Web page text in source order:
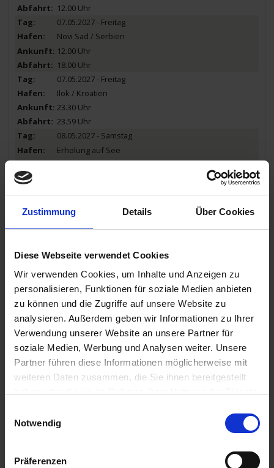
Zustimmung Details Über Cookies
Diese Webseite verwendet Cookies
Wir verwenden Cookies, um Inhalte und Anzeigen zu
personalisieren, Funktionen für soziale Medien anbieten
zu können und die Zugriffe auf unsere Website zu
analysieren. Außerdem geben wir Informationen zu Ihrer
Verwendung unserer Website an unsere Partner für
soziale Medien, Werbung und Analysen weiter. Unsere
Partner führen diese Informationen möglicherweise mit
weiteren Daten zusammen, die Sie ihnen bereitgestellt
Notwendig
Präferenzen
12.00 Uhr
07.05.2027 - Freitag
Novi Sad / Serbien
12.00 Uhr
18.00 Uhr
07.05.2027 - Freitag
Ilok / Kroatien
23.30 Uhr
23.59 Uhr
08.05.2027 - Samstag
Erholung auf See
09.05.2027 - Sonntag
Budapest / Ungarn
10.05.2027 - Montag
18.00 Uhr
08.00 Uhr
11.05.2027 - Dienstag
Wien / Österreich
12.05.2027 - Mittwoch
Wien / Österreich
A-ROSA FLORA